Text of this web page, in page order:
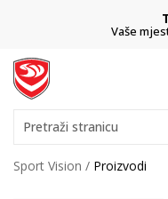
Pretraži stranicu
Sport Vision Proizvodi